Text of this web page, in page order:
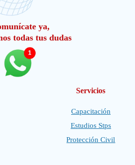
ya,
todas tus dudas
Servicios
Capacitación
Estudios Stps
Protección Civil